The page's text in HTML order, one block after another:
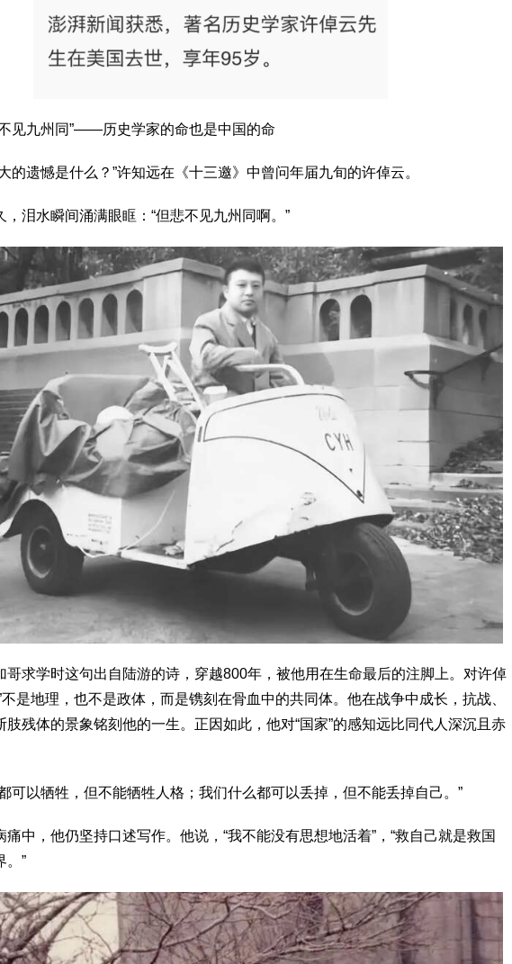
九州同”——历史学家的命也是中国的命
遗憾是什么？”许知远在《十三邀》中曾问年届九旬的许倬云。
水瞬间涌满眼眶：“但悲不见九州同啊。”
学时这句出自陆游的诗，穿越800年，被他用在生命最后的注脚上。对许倬
不是地理，也不是政体，而是镌刻在骨血中的共同体。他在战争中成长，抗战、
肢残体的景象铭刻他的一生。正因如此，他对“国家”的感知远比同代人深沉且赤
以牺牲，但不能牺牲人格；我们什么都可以丢掉，但不能丢掉自己。”
，他仍坚持口述写作。他说，“我不能没有思想地活着”，“救自己就是救国
界。”